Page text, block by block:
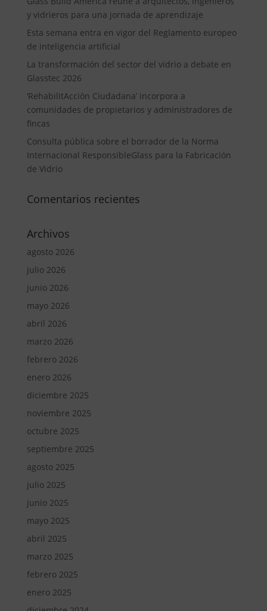
y vidrieros para una jornada de aprendizaje
Esta semana entra en vigor del Reglamento europeo
de inteligencia artificial
La transformación del sector del vidrio a debate en
Glasstec 2026
‘RehabilitAcción Ciudadana’ incorpora a
comunidades de propietarios y administradores de
fincas
Consulta pública sobre el borrador de la Norma
Internacional ResponsibleGlass para la Fabricación
de Vidrio
Comentarios recientes
Archivos
agosto 2026
julio 2026
junio 2026
mayo 2026
abril 2026
marzo 2026
febrero 2026
enero 2026
diciembre 2025
noviembre 2025
octubre 2025
septiembre 2025
agosto 2025
julio 2025
junio 2025
mayo 2025
abril 2025
marzo 2025
febrero 2025
enero 2025